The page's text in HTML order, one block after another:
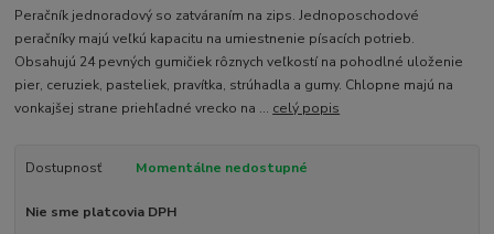
Peračník jednoradový so zatváraním na zips. Jednoposchodové
peračníky majú veľkú kapacitu na umiestnenie písacích potrieb.
Obsahujú 24 pevných gumičiek rôznych veľkostí na pohodlné uloženie
pier, ceruziek, pasteliek, pravítka, strúhadla a gumy. Chlopne majú na
vonkajšej strane priehľadné vrecko na ... celý popis
Dostupnosť Momentálne nedostupné
Nie sme platcovia DPH